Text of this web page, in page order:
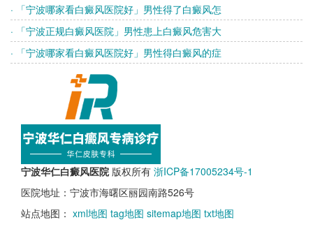
· 「宁波哪家看白癜风医院好」男性得了白癜风怎
· 「宁波正规白癜风医院」男性患上白癜风危害大
· 「宁波哪家看白癜风医院好」男性得白癜风的症
宁波华仁白癜风医院 版权所有 浙ICP备17005234号-1
医院地址：宁波市海曙区丽园南路526号
站点地图： xml地图 tag地图 sitemap地图 txt地图